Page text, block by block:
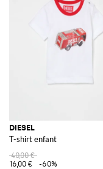
DIESEL
T-shirt enfant
40,00 €
16,00 €
-60%